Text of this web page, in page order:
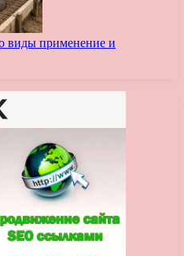
виды применение и